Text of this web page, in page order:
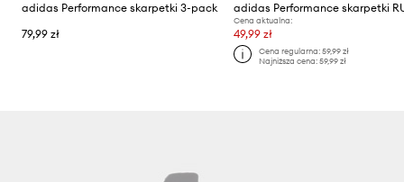
adidas Performance skarpetki 3-pack
79,99 zł
Cena aktualna:
49,99 zł
Cena regularna: 59,99 zł
Najniższa cena: 59,99 zł